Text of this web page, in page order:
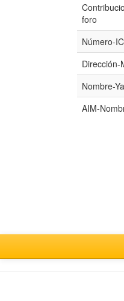
foro
Número-
Dirección-
Nombre-
AIM-